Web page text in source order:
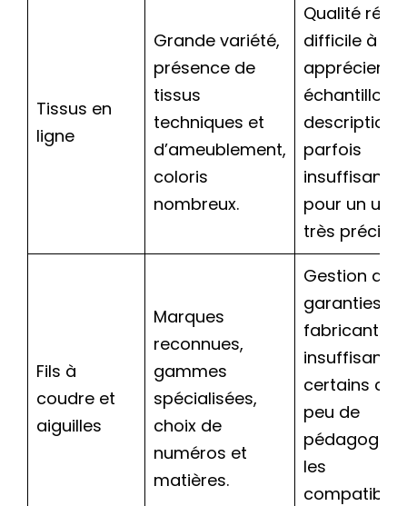
Tissus en
ligne
Grande variété,
présence de
tissus
techniques et
d’ameublement,
coloris
nombreux.
Qualité
difficile à
apprécier
échantillon,
descriptions
parfois
insuffisantes
pour un
très précis.
Fils à
coudre et
aiguilles
Marques
reconnues,
gammes
spécialisées,
choix de
numéros et
matières.
Gestion des
garanties
fabricants
insuffisante
certains cas,
peu de
pédagogie
les